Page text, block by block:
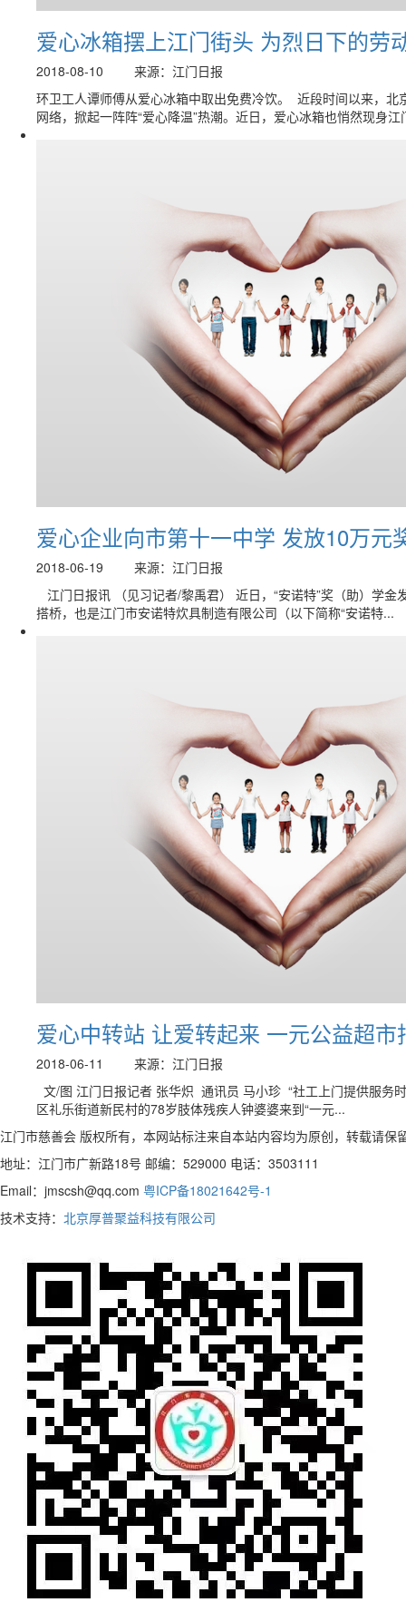
爱心冰箱摆上江门街头 为烈日下的劳
2018-08-10
来源：江门日报
环卫工人谭师傅从爱心冰箱中取出免费冷饮。 近段时间以来，
网络，掀起一阵阵“爱心降温”热潮。近日，爱心冰箱也悄然现身江
爱心企业向市第十一中学 发放10万元
2018-06-19
来源：江门日报
江门日报讯 （见习记者/黎禹君） 近日，“安诺特”奖（助）学
搭桥，也是江门市安诺特炊具制造有限公司（以下简称“安诺特...
爱心中转站 让爱转起来 一元公益超
2018-06-11
来源：江门日报
文/图 江门日报记者 张华炽 通讯员 马小珍 “社工上门提供服务
区礼乐街道新民村的78岁肢体残疾人钟婆婆来到“一元...
江门市慈善会 版权所有，本网站标注来自本站内容均为原创，转载请保
地址：江门市广新路18号 邮编：529000 电话：3503111
Email：jmscsh@qq.com 粤ICP备18021642号-1
技术支持： 北京厚普聚益科技有限公司